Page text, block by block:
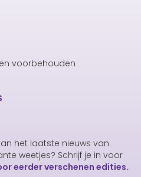
voorbehouden
het laatste nieuws van
weetjes? Schrijf je in voor
eerder verschenen edities.